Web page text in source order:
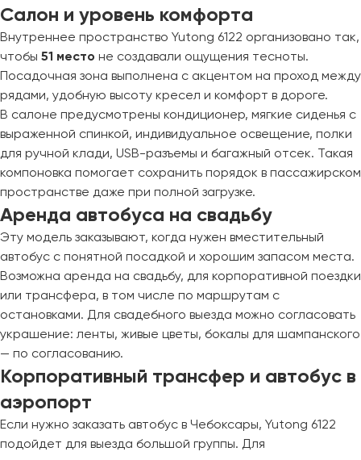
Салон и уровень комфорта
Внутреннее пространство Yutong 6122 организовано так,
чтобы 51 место не создавали ощущения тесноты.
Посадочная зона выполнена с акцентом на проход между
рядами, удобную высоту кресел и комфорт в дороге.
В салоне предусмотрены кондиционер, мягкие сиденья с
выраженной спинкой, индивидуальное освещение, полки
для ручной клади, USB-разъемы и багажный отсек. Такая
компоновка помогает сохранить порядок в пассажирском
пространстве даже при полной загрузке.
Аренда автобуса на свадьбу
Эту модель заказывают, когда нужен вместительный
автобус с понятной посадкой и хорошим запасом места.
Возможна аренда на свадьбу, для корпоративной поездки
или трансфера, в том числе по маршрутам с
остановками. Для свадебного выезда можно согласовать
украшение: ленты, живые цветы, бокалы для шампанского
— по согласованию.
Корпоративный трансфер и автобус в
аэропорт
Если нужно заказать автобус в Чебоксары, Yutong 6122
подойдет для выезда большой группы. Для
Симферополь
Смоленск
Сочи
Ставрополь
Сургут
Тверь
Томск
Тула
Улан-Удэ
Ульяновск
Уфа
Феодосия
Хабаровск
Чебоксары